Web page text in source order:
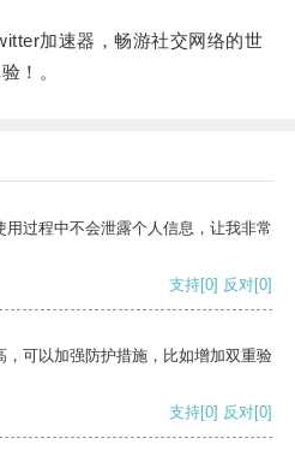
加速器，畅游社交网络的世
！。
过程中不会泄露个人信息，让我非常
支持[0] 反对[0]
可以加强防护措施，比如增加双重验
支持[0] 反对[0]